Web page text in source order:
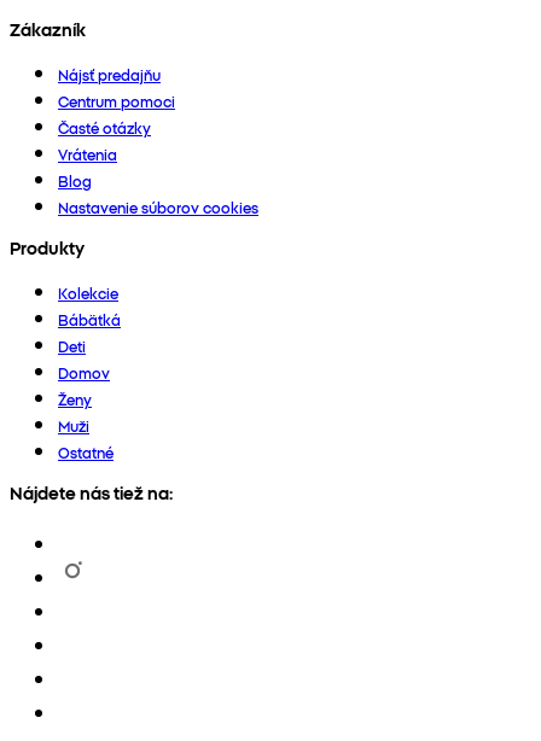
Zákazník
Nájsť predajňu
Centrum pomoci
Časté otázky
Vrátenia
Blog
Nastavenie súborov cookies
Produkty
Kolekcie
Bábätká
Deti
Domov
Ženy
Muži
Ostatné
Nájdete nás tiež na: